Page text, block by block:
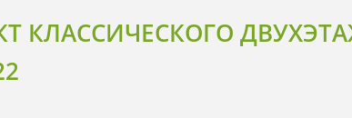
КЛАССИЧЕСКОГО